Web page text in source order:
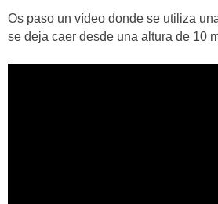
Os paso un vídeo donde se utiliza
se deja caer desde una altura de 10